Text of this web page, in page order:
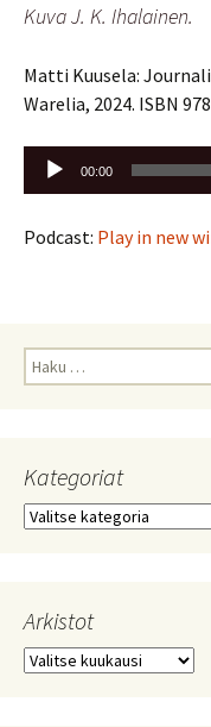
Kuva J. K. Ihalainen.
Matti Kuusela:
Warelia, 2024. ISBN
Äänitoistin
00:00
Podcast: Play in new
Haku:
Kategoriat
Kategoriat
Arkistot
Arkistot